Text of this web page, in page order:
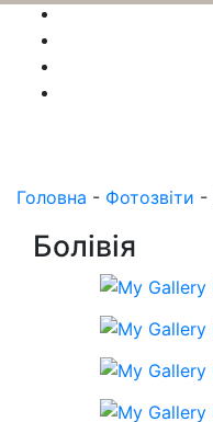
Головна - Фотозвіти -
Болівія